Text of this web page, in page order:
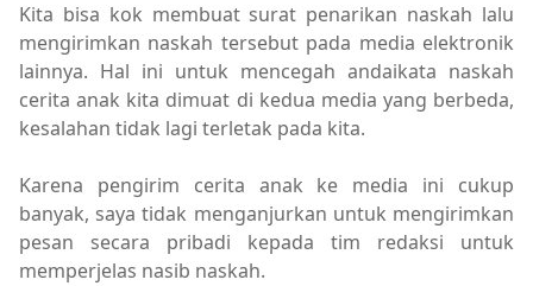
Kita bisa kok membuat surat penarikan naskah lalu
mengirimkan naskah tersebut pada media elektronik
lainnya. Hal ini untuk mencegah andaikata naskah
cerita anak kita dimuat di kedua media yang berbeda,
kesalahan tidak lagi terletak pada kita.
Karena pengirim cerita anak ke media ini cukup
banyak, saya tidak menganjurkan untuk mengirimkan
pesan secara pribadi kepada tim redaksi untuk
memperjelas nasib naskah.